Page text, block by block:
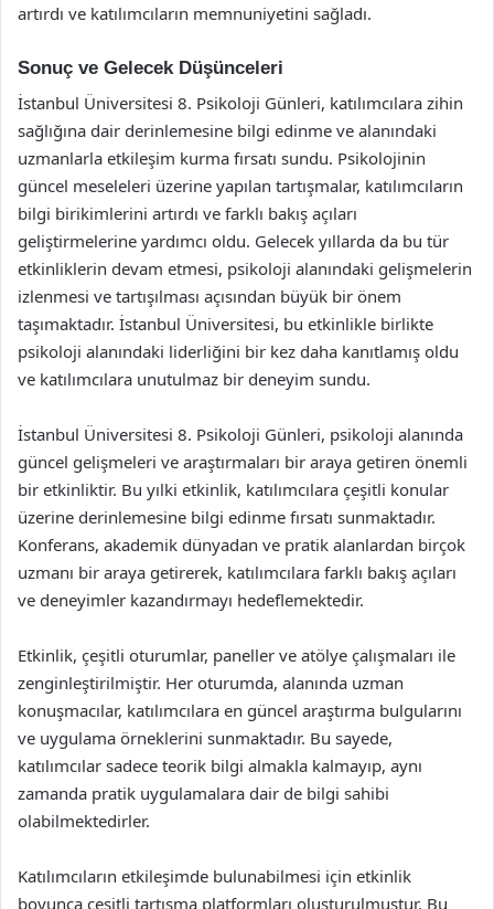
artırdı ve katılımcıların memnuniyetini sağladı.
Sonuç ve Gelecek Düşünceleri
İstanbul Üniversitesi 8. Psikoloji Günleri, katılımcılara zihin
sağlığına dair derinlemesine bilgi edinme ve alanındaki
uzmanlarla etkileşim kurma fırsatı sundu. Psikolojinin
güncel meseleleri üzerine yapılan tartışmalar, katılımcıların
bilgi birikimlerini artırdı ve farklı bakış açıları
geliştirmelerine yardımcı oldu. Gelecek yıllarda da bu tür
etkinliklerin devam etmesi, psikoloji alanındaki gelişmelerin
izlenmesi ve tartışılması açısından büyük bir önem
taşımaktadır. İstanbul Üniversitesi, bu etkinlikle birlikte
psikoloji alanındaki liderliğini bir kez daha kanıtlamış oldu
ve katılımcılara unutulmaz bir deneyim sundu.
İstanbul Üniversitesi 8. Psikoloji Günleri, psikoloji alanında
güncel gelişmeleri ve araştırmaları bir araya getiren önemli
bir etkinliktir. Bu yılki etkinlik, katılımcılara çeşitli konular
üzerine derinlemesine bilgi edinme fırsatı sunmaktadır.
Konferans, akademik dünyadan ve pratik alanlardan birçok
uzmanı bir araya getirerek, katılımcılara farklı bakış açıları
ve deneyimler kazandırmayı hedeflemektedir.
Etkinlik, çeşitli oturumlar, paneller ve atölye çalışmaları ile
zenginleştirilmiştir. Her oturumda, alanında uzman
konuşmacılar, katılımcılara en güncel araştırma bulgularını
ve uygulama örneklerini sunmaktadır. Bu sayede,
katılımcılar sadece teorik bilgi almakla kalmayıp, aynı
zamanda pratik uygulamalara dair de bilgi sahibi
olabilmektedirler.
Katılımcıların etkileşimde bulunabilmesi için etkinlik
boyunca çeşitli tartışma platformları oluşturulmuştur. Bu